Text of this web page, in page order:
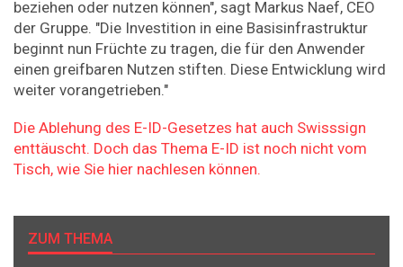
beziehen oder nutzen können", sagt Markus Naef, CEO
der Gruppe. "Die Investition in eine Basisinfrastruktur
beginnt nun Früchte zu tragen, die für den Anwender
einen greifbaren Nutzen stiften. Diese Entwicklung wird
weiter vorangetrieben."
Die Ablehung des E-ID-Gesetzes hat auch Swisssign
enttäuscht. Doch das Thema E-ID ist noch nicht vom
Tisch, wie Sie hier nachlesen können.
ZUM THEMA